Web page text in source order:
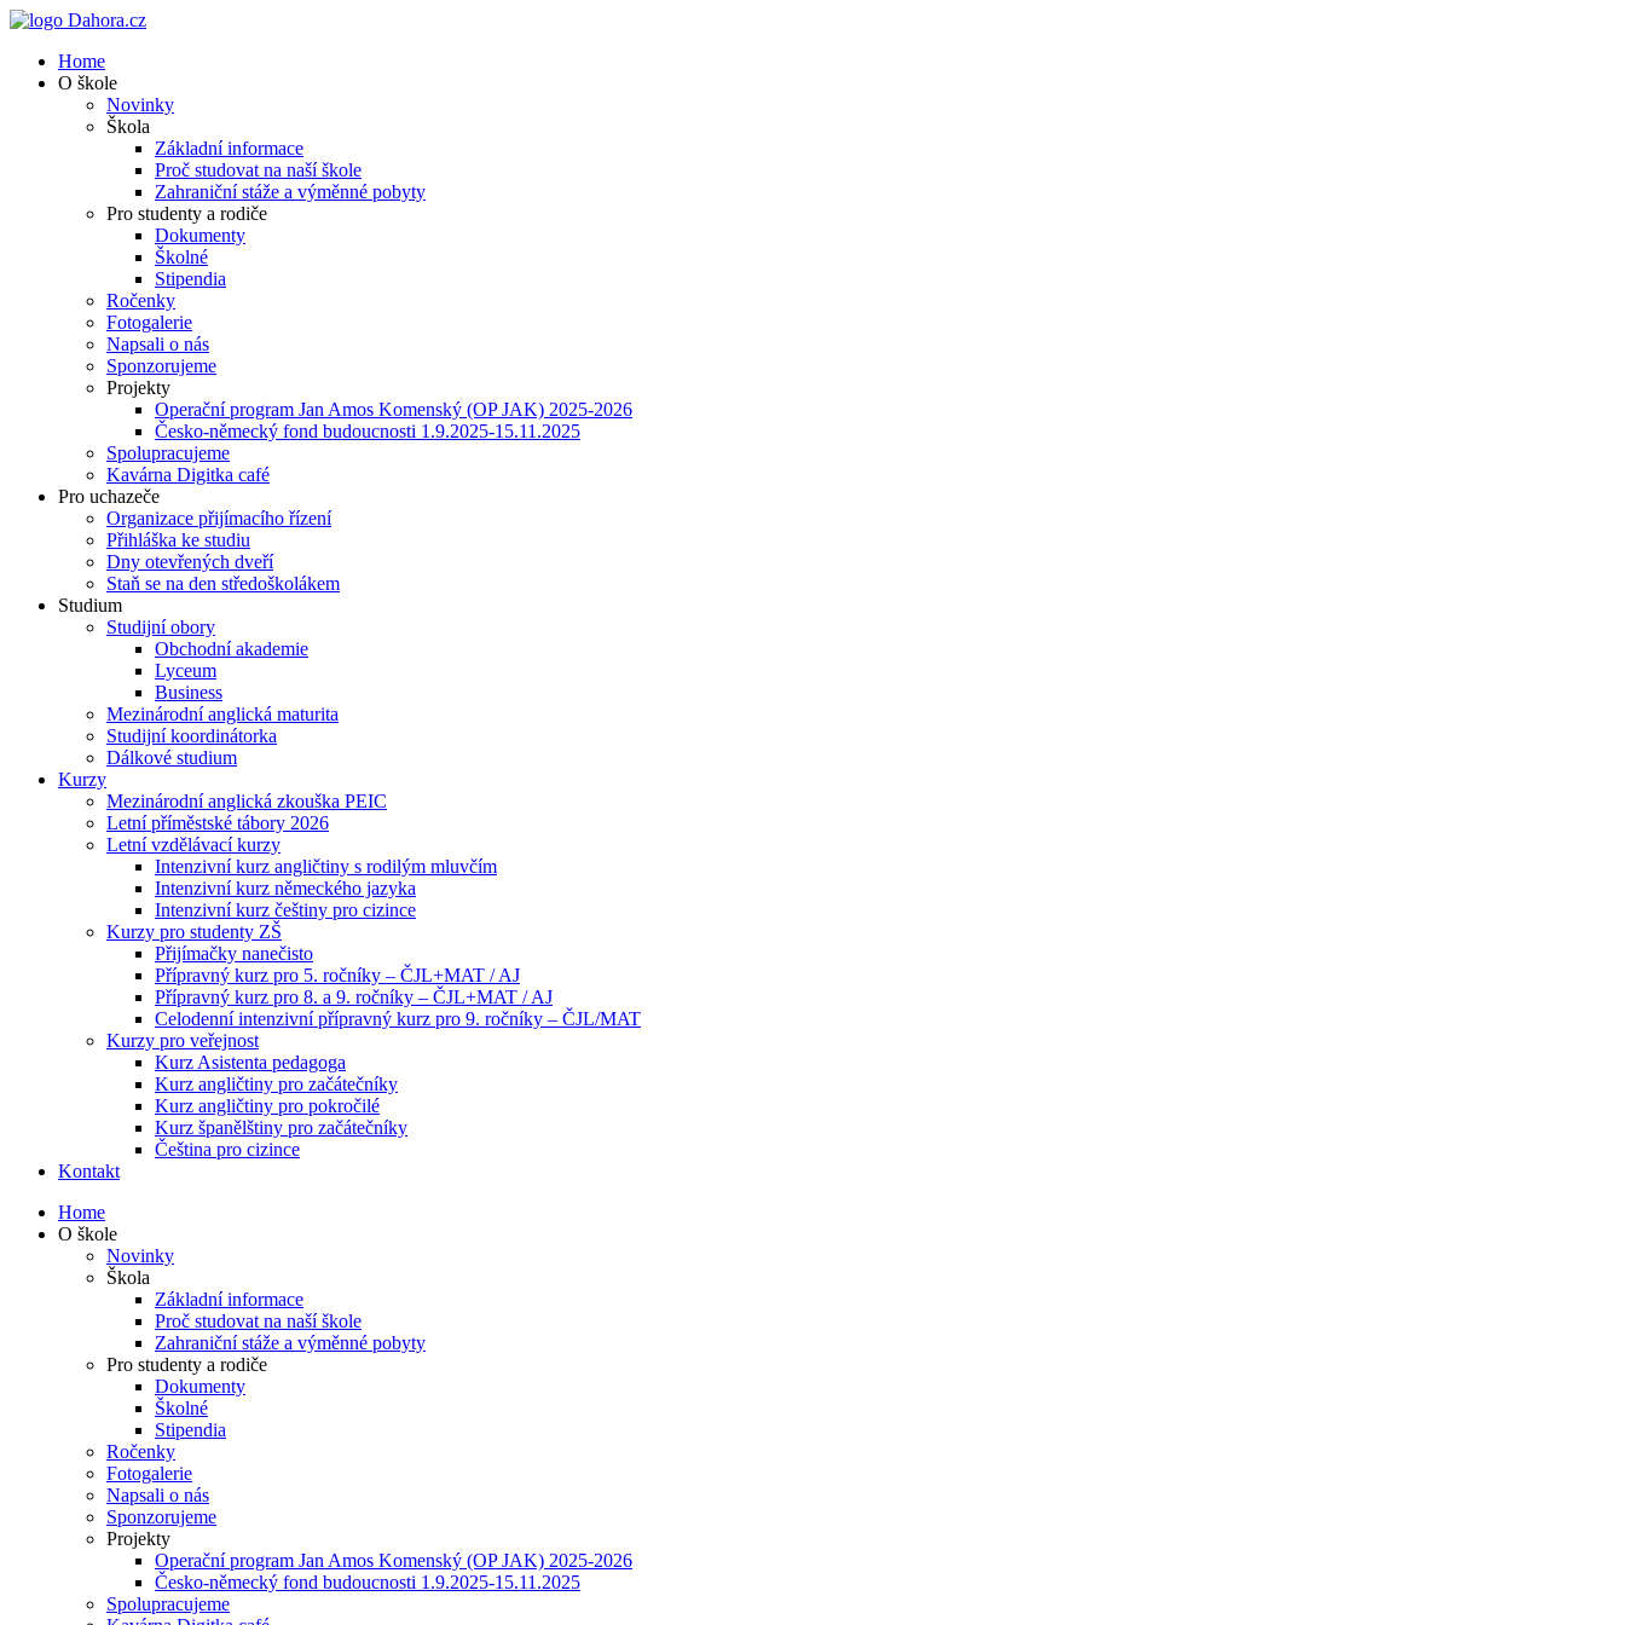
Home
O škole
Novinky
Škola
Základní informace
Proč studovat na naší škole
Zahraniční stáže a výměnné pobyty
Pro studenty a rodiče
Dokumenty
Školné
Stipendia
Ročenky
Fotogalerie
Napsali o nás
Sponzorujeme
Projekty
Operační program Jan Amos Komenský (OP JAK) 2025-2026
Česko-německý fond budoucnosti 1.9.2025-15.11.2025
Spolupracujeme
Kavárna Digitka café
Pro uchazeče
Organizace přijímacího řízení
Přihláška ke studiu
Dny otevřených dveří
Staň se na den středoškolákem
Studium
Studijní obory
Obchodní akademie
Lyceum
Business
Mezinárodní anglická maturita
Studijní koordinátorka
Dálkové studium
Kurzy
Mezinárodní anglická zkouška PEIC
Letní příměstské tábory 2026
Letní vzdělávací kurzy
Intenzivní kurz angličtiny s rodilým mluvčím
Intenzivní kurz německého jazyka
Intenzivní kurz češtiny pro cizince
Kurzy pro studenty ZŠ
Přijímačky nanečisto
Přípravný kurz pro 5. ročníky – ČJL+MAT / AJ
Přípravný kurz pro 8. a 9. ročníky – ČJL+MAT / AJ
Celodenní intenzivní přípravný kurz pro 9. ročníky – ČJL/MAT
Kurzy pro veřejnost
Kurz Asistenta pedagoga
Kurz angličtiny pro začátečníky
Kurz angličtiny pro pokročilé
Kurz španělštiny pro začátečníky
Čeština pro cizince
Kontakt
Home
O škole
Novinky
Škola
Základní informace
Proč studovat na naší škole
Zahraniční stáže a výměnné pobyty
Pro studenty a rodiče
Dokumenty
Školné
Stipendia
Ročenky
Fotogalerie
Napsali o nás
Sponzorujeme
Projekty
Operační program Jan Amos Komenský (OP JAK) 2025-2026
Česko-německý fond budoucnosti 1.9.2025-15.11.2025
Spolupracujeme